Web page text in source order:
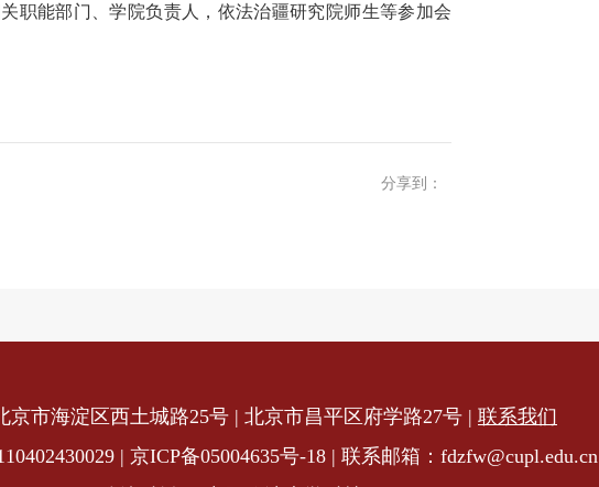
职能部门、学院负责人，依法治疆研究院师生等参加会
分享到：
京市海淀区西土城路25号 | 北京市昌平区府学路27号 | 联系我们
| 京ICP备05004635号-18 | 联系邮箱：fdzfw@cupl.edu.cn